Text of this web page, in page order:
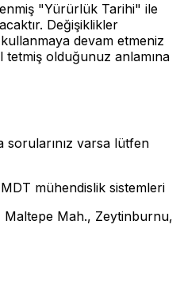
"Yürürlük Tarihi" ile
Değişiklikler
devam etmeniz
tetmiş olduğunuz anlamına
sorularınız varsa lütfen
mühendislik sistemleri
Mah., Zeytinburnu,